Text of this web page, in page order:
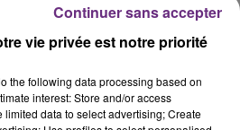
exécutif de la communication
vie privée est notre priorité
the following data processing based on
interest: Store and/or access
data to select advertising; Create
Continuer sans accepter